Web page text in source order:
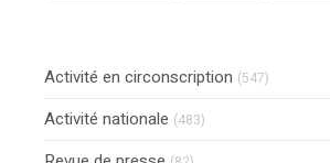
Activité en circonscription (547)
Activité nationale (483)